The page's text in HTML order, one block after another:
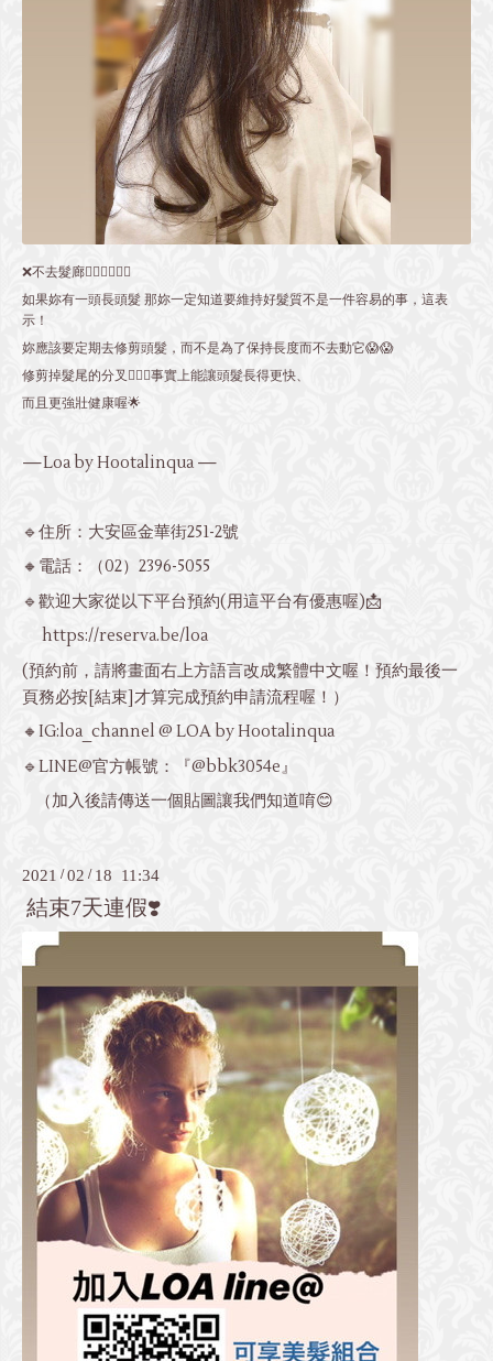
❌不去髮廊🙅🏻‍♂️🙅🏼‍♀️
如果妳有一頭長頭髮 那妳一定知道要維持好髮質不是一件容易的事，這表
示！
妳應該要定期去修剪頭髮，而不是為了保持長度而不去動它😱😱
修剪掉髮尾的分叉💇🏻‍♀️事實上能讓頭髮長得更快、
而且更強壯健康喔🌟
—Loa by Hootalinqua —
🔹住所：大安區金華街251-2號
🔸電話：
（02）2396-5055
🔹歡迎大家從以下平台預約(用這平台有優惠喔)📩
https://reserva.be/loa
(預約前，請將畫面右上方語言改成繁體中文喔！預約最後一
頁務必按[結束]才算完成預約申請流程喔！）
🔸IG:loa_channel @ LOA by Hootalinqua
🔹LINE@官方帳號：『@bbk3054e』
（加入後請傳送一個貼圖讓我們知道唷😊
2021 /02 / 18 11:34
結束7天連假❣️